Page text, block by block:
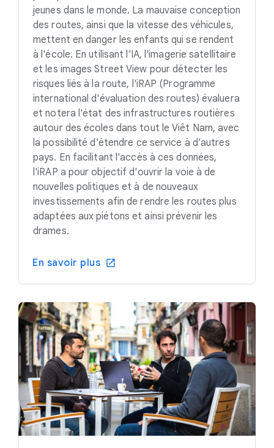
jeunes dans le monde. La mauvaise conception
des routes, ainsi que la vitesse des véhicules,
mettent en danger les enfants qui se rendent
à l'école. En utilisant l'IA, l'imagerie satellitaire
et les images Street View pour détecter les
risques liés à la route, l'iRAP (Programme
international d'évaluation des routes) évaluera
et notera l'état des infrastructures routières
autour des écoles dans tout le Viêt Nam, avec
la possibilité d'étendre ce service à d'autres
pays. En facilitant l'accès à ces données,
l'iRAP a pour objectif d'ouvrir la voie à de
nouvelles politiques et à de nouveaux
investissements afin de rendre les routes plus
adaptées aux piétons et ainsi prévenir les
drames.
En savoir plus